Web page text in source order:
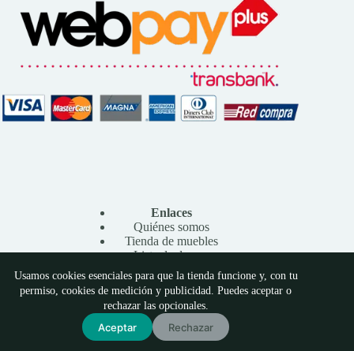
Usamos cookies esenciales para que la tienda funcione y, con tu
permiso, cookies de medición y publicidad. Puedes aceptar o
rechazar las opcionales.
Aceptar Rechazar
Enlaces
Quiénes somos
Tienda de muebles
Lista de deseos
Contacto
Preferencias de cookies
Copyright © 2026 - Shovamuebles